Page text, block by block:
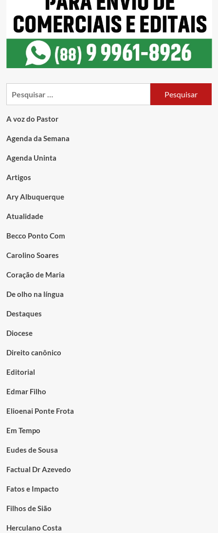
A voz do Pastor
Agenda da Semana
Agenda Uninta
Artigos
Ary Albuquerque
Atualidade
Becco Ponto Com
Carolino Soares
Coração de Maria
De olho na língua
Destaques
Diocese
Direito canônico
Editorial
Edmar Filho
Elioenai Ponte Frota
Em Tempo
Eudes de Sousa
Factual Dr Azevedo
Fatos e Impacto
Filhos de Sião
Herculano Costa